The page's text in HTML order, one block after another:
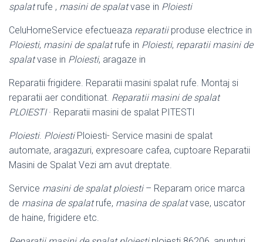
spalatrufe , masini de spalatvase in Ploiesti
CeluHomeService efectueaza reparatiiproduse electrice in
Ploiesti, masini de spalatrufe in Ploiesti, reparatii masini de
spalatvase in Ploiesti, aragaze in
Reparatii frigidere. Reparatii masini spalat rufe. Montaj si
reparatii aer conditionat. Reparatii masini de spalat
PLOIESTI· Reparatii masini de spalat PITESTI
Ploiesti. PloiestiPloiesti- Service masini de spalat
automate, aragazuri, expresoare cafea, cuptoare Reparatii
Masini de Spalat Vezi am avut dreptate.
Service masini de spalat ploiesti– Reparam orice marca
de masina de spalatrufe, masina de spalatvase, uscator
de haine, frigidere etc.